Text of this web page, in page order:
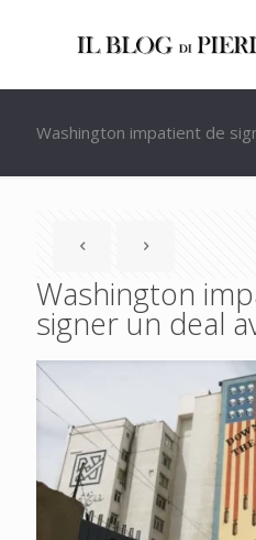
Washington impatient de
Washington
signer un deal